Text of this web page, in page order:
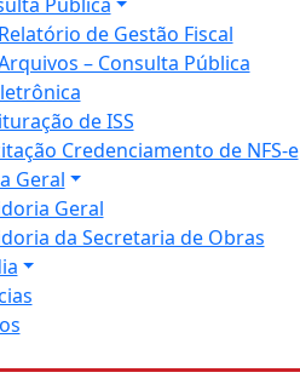
Relatório de Gestão Fiscal
– Consulta Pública
de ISS
Credenciamento de NFS-e
Geral
Geral
da Secretaria de Obras